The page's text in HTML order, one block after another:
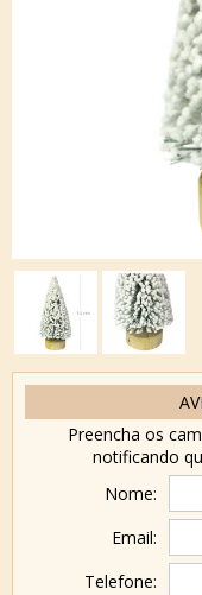
Preencha os
notificando
Nome:
Email:
Telefone: